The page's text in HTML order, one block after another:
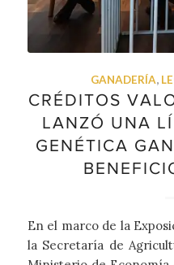
GANADERÍA,
CRÉDITOS
LANZÓ UNA
GENÉTICA
En el marco de la
la Secretaría de